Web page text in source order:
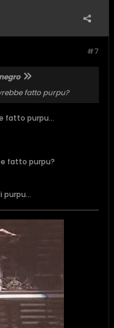
#7
fatto purpu?
fatto purpu...
fatto purpu?
purpu...